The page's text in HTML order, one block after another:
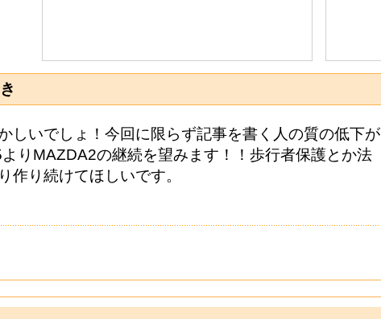
しいでしょ！今回に限らず記事を書く人の質の低下が
りMAZDA2の継続を望みます！！歩行者保護とか法
作り続けてほしいです。